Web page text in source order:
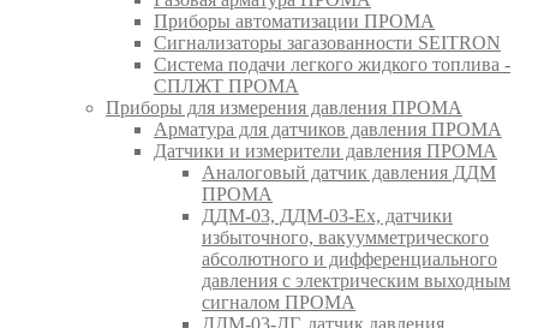
Приборы автоматизации ПРОМА
Сигнализаторы загазованности SEITRON
Система подачи легкого жидкого топлива -
СПЛЖТ ПРОМА
Приборы для измерения давления ПРОМА
Арматура для датчиков давления ПРОМА
Датчики и измерители давления ПРОМА
Аналоговый датчик давления ДДМ
ПРОМА
ДДМ-03, ДДМ-03-Ех, датчики
избыточного, вакуумметрического
абсолютного и дифференциального
давления с электрическим выходным
сигналом ПРОМА